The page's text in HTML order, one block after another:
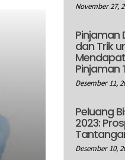
November 27,
Pinjaman
dan Trik
Pinjaman
Desember 11,
Peluang
2023:
Desember 10,